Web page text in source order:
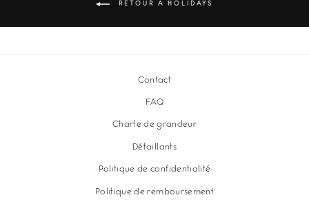
RETOUR À HOLIDAYS
Contact
FAQ
Charte de grandeur
Détaillants
Politique de confidentialité
Politique de remboursement